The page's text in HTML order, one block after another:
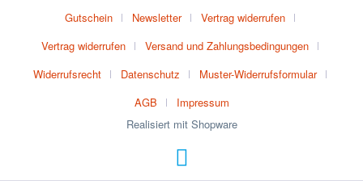
Gutschein Newsletter
Vertrag widerrufen
Vertrag widerrufen
Versand und Zahlungsbedingungen
Widerrufsrecht
Datenschutz
Muster-Widerrufsformular
AGB
Impressum
Realisiert mit Shopware